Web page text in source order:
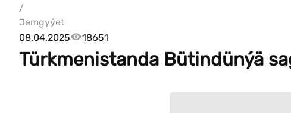
/
Jemgyýet
08.04.2025
18651
Türkmenistanda Bütindünýä